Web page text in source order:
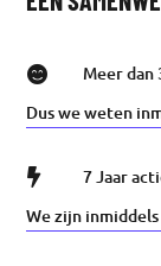
 Meer dan
Dus we weten
 7 Jaar
We zijn